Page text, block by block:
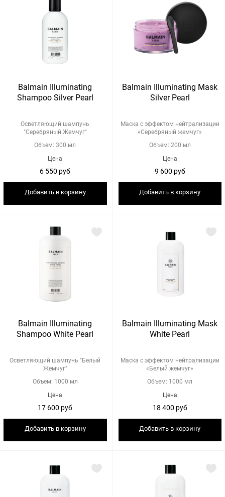
Balmain Illuminating
Shampoo Silver Pearl
Осветляющий шампунь
"Серебряный Жемчуг"
Объем: 300 мл
Цена
6 550 руб
Добавить в корзину
Balmain Illuminating Mask
Silver Pearl
Маска с эффектом нейтрализации
«Серебряный жемчуг»
Объем: 200 мл
Цена
9 600 руб
Добавить в корзину
Balmain Illuminating
Shampoo White Pearl
Осветляющий шампунь "Белый
Жемчуг"
Объем: 1000 мл
Цена
17 600 руб
Добавить в корзину
Balmain Illuminating Mask
White Pearl
Маска с эффектом нейтрализации
«Белый жемчуг»
Объем: 1000 мл
Цена
18 400 руб
Добавить в корзину